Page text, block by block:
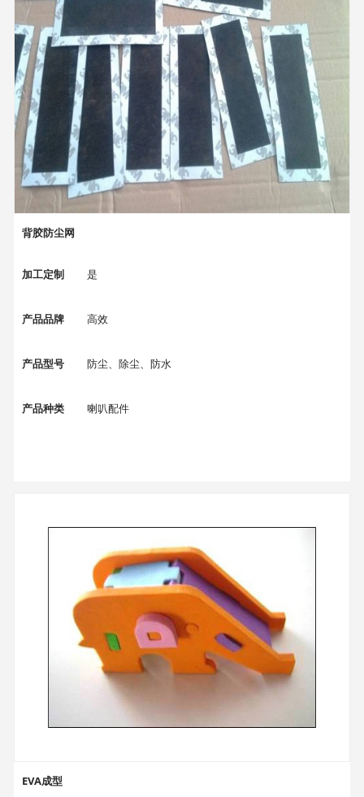
背胶防尘网
加工定制 是
产品品牌 高效
产品型号 防尘、除尘、防水
产品种类 喇叭配件
EVA成型